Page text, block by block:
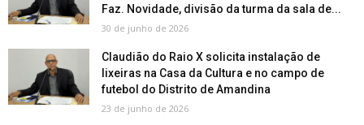
Faz. Novidade, divisão da turma da sala de...
30 de junho de 2026
Claudião do Raio X solicita instalação de
lixeiras na Casa da Cultura e no campo de
futebol do Distrito de Amandina
23 de junho de 2026